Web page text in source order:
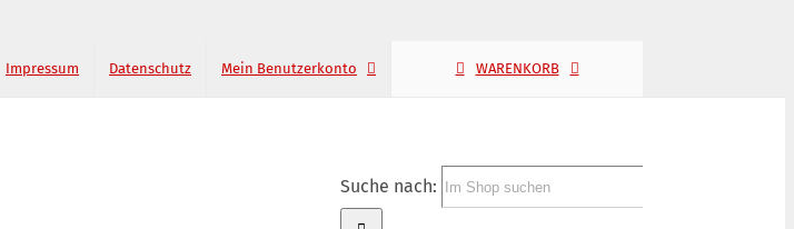
Impressum Datenschutz Mein Benutzerkonto WARENKORB
Suche nach: